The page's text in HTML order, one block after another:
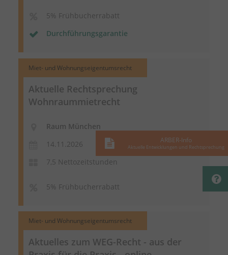
5% Frühbucherrabatt
Durchführungsgarantie
Miet- und Wohnungseigentumsrecht
Aktuelle Rechtsprechung
Wohnraummietrecht
Raum München
14.11.2026
7,5 Nettozeitstunden
5% Frühbucherrabatt
Miet- und Wohnungseigentumsrecht
Aktuelles zum WEG-Recht - aus der
ARBER-Info
Aktuelle Entwicklungen und Rechtsprechung